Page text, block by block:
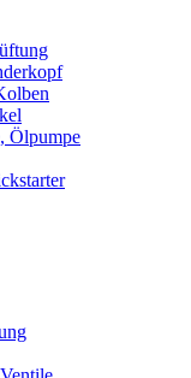
Ölpumpe